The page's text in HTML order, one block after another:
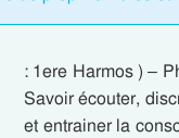
: 1ere Harmos ) –
Savoir écouter,
et entrainer la